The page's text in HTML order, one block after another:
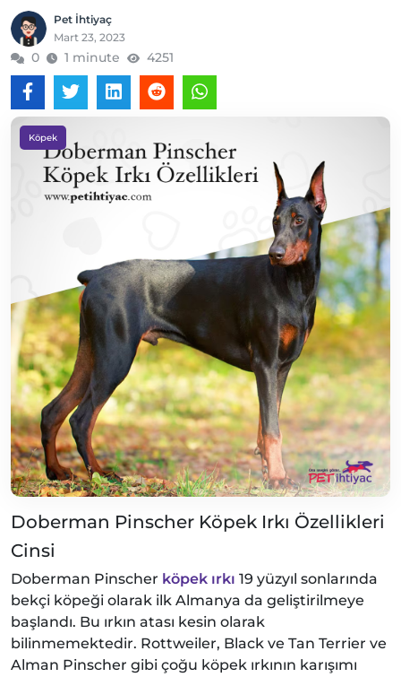
Pet İhtiyaç
Mart 23, 2023
0 1 minute 4251
Köpek
Doberman Pinscher Köpek Irkı Özellikleri
Cinsi
Doberman Pinscher köpek ırkı 19 yüzyıl sonlarında
bekçi köpeği olarak ilk Almanya da geliştirilmeye
başlandı. Bu ırkın atası kesin olarak
bilinmemektedir. Rottweiler, Black ve Tan Terrier ve
Alman Pinscher gibi çoğu köpek ırkının karışımı